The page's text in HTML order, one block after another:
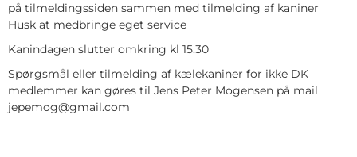
på tilmeldingssiden sammen med tilmelding af kaniner
Husk at medbringe eget service
Kanindagen slutter omkring kl 15.30
Spørgsmål eller tilmelding af kælekaniner for ikke DK
medlemmer kan gøres til Jens Peter Mogensen på mail
jepemog@gmail.com